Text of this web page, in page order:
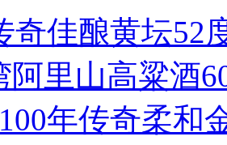
奇佳酿黄坛52
阿里山高粱酒
年传奇柔和